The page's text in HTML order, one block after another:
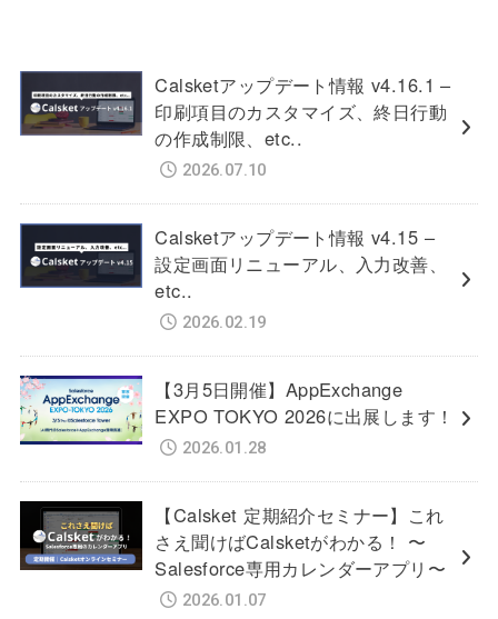
Calsketアップデート情報 v4.16.1 –
印刷項目のカスタマイズ、終日行動
の作成制限、etc..
2026.07.10
Calsketアップデート情報 v4.15 –
設定画面リニューアル、入力改善、
etc..
2026.02.19
【3月5日開催】AppExchange
EXPO TOKYO 2026に出展します！
2026.01.28
【Calsket 定期紹介セミナー】これ
さえ聞けばCalsketがわかる！ 〜
Salesforce専用カレンダーアプリ〜
2026.01.07